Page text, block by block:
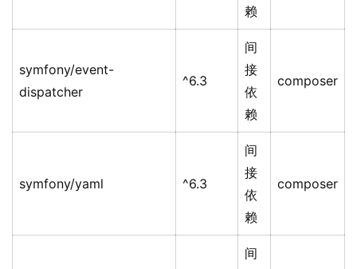
赖
symfony/event-
dispatcher
^6.3
间
接
依
赖
composer
symfony/yaml ^6.3
间
接
依
赖
composer
间